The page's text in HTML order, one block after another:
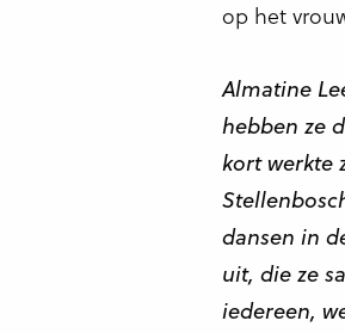
op het
Almatine
hebben ze
kort werkte
dansen in
uit, die ze
iedereen,